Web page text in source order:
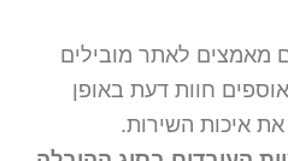
מאמצים לאתר מובילים
חוות דעת באופן
איכות השירות.